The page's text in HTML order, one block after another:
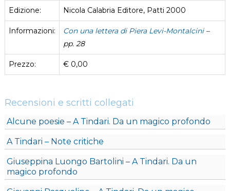
Edizione: Nicola Calabria Editore, Patti 2000
Informazioni: Con una lettera di Piera Levi-Montalcini–
pp. 28
Prezzo: € 0,00
Recensioni e scritti collegati
Alcune poesie – A Tindari. Da un magico profondo
A Tindari – Note critiche
Giuseppina Luongo Bartolini – A Tindari. Da un
magico profondo